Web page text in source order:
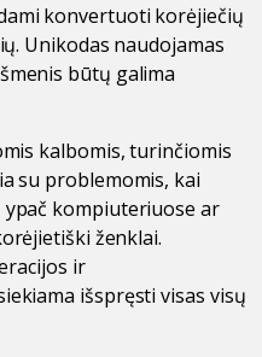
konvertuoti korėjiečių
Unikodas naudojamas
būtų galima
kalbomis, turinčiomis
su problemomis, kai
kompiuteriuose ar
ženklai.
ir
išspręsti visas visų